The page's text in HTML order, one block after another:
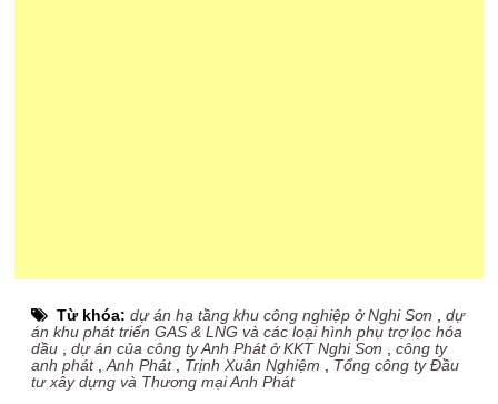
Từ khóa:dự án hạ tầng khu công nghiệp ở Nghi Sơn ,dự
án khu phát triển GAS & LNG và các loại hình phụ trợ lọc hóa
dầu ,dự án của công ty Anh Phát ở KKT Nghi Sơn ,công ty
anh phát,Anh Phát, Trịnh Xuân Nghiệm
Tổng công ty Đầu
tư xây dựng và Thương mại Anh Phát